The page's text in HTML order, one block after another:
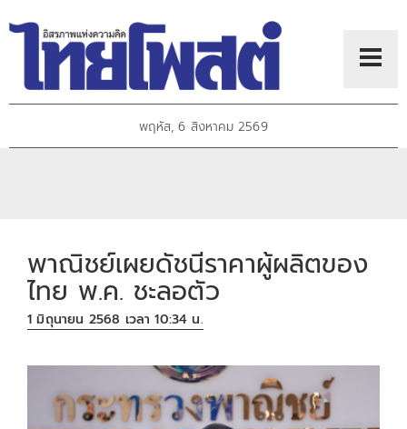
พฤหัส, 6 สิงหาคม 2569
พาณิชย์เผยดัชนีราคาผู้ผลิตของ
ไทย พ.ค. ชะลอตัว
1 มิถุนายน 2568 เวลา 10:34 น.